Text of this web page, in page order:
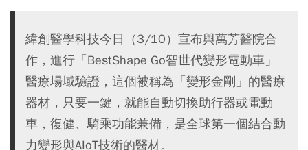
緯創醫學科技今日（3/10）宣布與萬芳醫院合
作，進行「BestShape Go智世代變形電動車」
醫療場域驗證，這個被稱為「變形金剛」的醫療
器材，只要一鍵，就能自動切換助行器或電動
車，復健、騎乘功能兼備，是全球第一個結合動
力變形與AIoT技術的醫材。